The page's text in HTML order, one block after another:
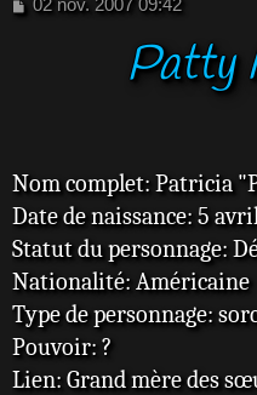
Patty
Nom complet: Patricia
Date de naissance: 5
Statut du personnage:
Nationalité: Américaine
Type de personnage:
Pouvoir: ?
Lien: Grand mère des